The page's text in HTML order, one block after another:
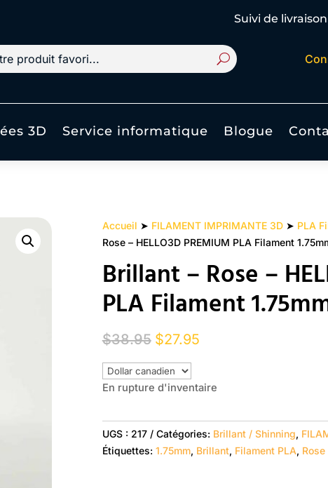
Suivi de livraison
3D Service informatique Blogue
Accueil ➤ FILAMENT IMPRIMANTE 3D➤ PLA
Rose – HELLO3D PREMIUM PLA Filament
Brillant – Rose –
PLA Filament
$38.95 Le
initial
était :
$27.95Le
est :
En rupture d'inventaire
UGS : 217 Catégories: Brillant / Shinning,
Étiquettes: 1.75mm, Brillant, Filament PLA, Rose